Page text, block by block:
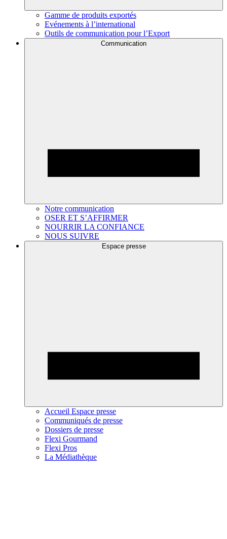
Gamme de produits exportés
Evénements à l’international
Outils de communication pour l’Export
Communication
Notre communication
OSER ET S’AFFIRMER
NOURRIR LA CONFIANCE
NOUS SUIVRE
Espace presse
Accueil Espace presse
Communiqués de presse
Dossiers de presse
Flexi Gourmand
Flexi Pros
La Médiathèque